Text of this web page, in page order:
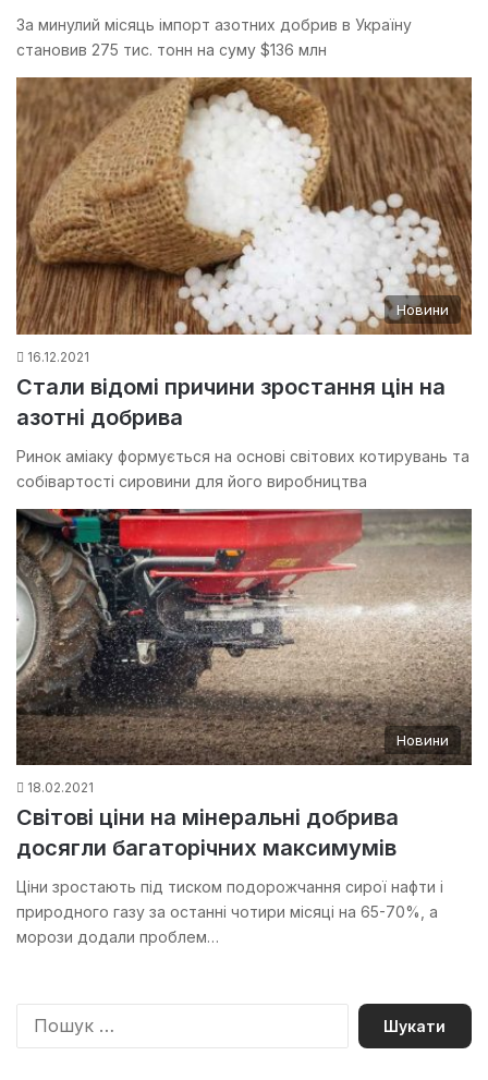
За минулий місяць імпорт азотних добрив в Україну
становив 275 тис. тонн на суму $136 млн
Новини
16.12.2021
Стали відомі причини зростання цін на
азотні добрива
Ринок аміаку формується на основі світових котирувань та
собівартості сировини для його виробництва
Новини
18.02.2021
Світові ціни на мінеральні добрива
досягли багаторічних максимумів
Ціни зростають під тиском подорожчання сирої нафти і
природного газу за останні чотири місяці на 65-70%, а
морози додали проблем…
П